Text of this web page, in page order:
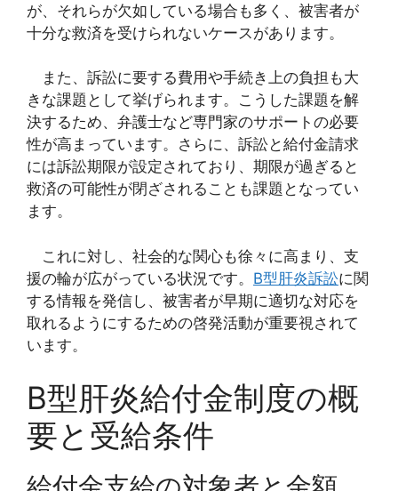
が、それらが欠如している場合も多く、被害者が
十分な救済を受けられないケースがあります。
また、訴訟に要する費用や手続き上の負担も大
きな課題として挙げられます。こうした課題を解
決するため、弁護士など専門家のサポートの必要
性が高まっています。さらに、訴訟と給付金請求
には訴訟期限が設定されており、期限が過ぎると
救済の可能性が閉ざされることも課題となってい
ます。
これに対し、社会的な関心も徐々に高まり、支
援の輪が広がっている状況です。 B型肝炎訴訟に関
する情報を発信し、被害者が早期に適切な対応を
取れるようにするための啓発活動が重要視されて
います。
B型肝炎給付金制度の概
要と受給条件